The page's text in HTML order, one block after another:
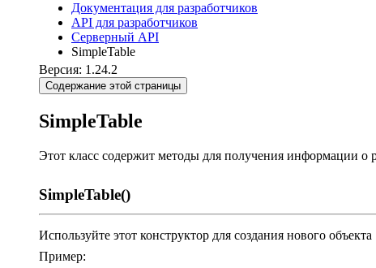
Документация для разработчиков
API для разработчиков
Серверный API
SimpleTable
Версия: 1.24.2
Содержание этой страницы
SimpleTable
Этот класс содержит методы для получения информации о
SimpleTable()
Используйте этот конструктор для создания нового
Пример: